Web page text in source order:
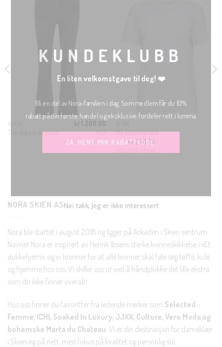
BUKSE
The dekota bootcut
1,200.00
MEW
My essential hvit
kr200.00
NORA SKIEN AS
Nora ble startet i august 2018 og ligger på Arkaden i Skien sentrum.
Navnet Nora er inspirert av Henrik Ibsens sterke kvinneskikkelse i «Et
dukkehjem», og vi brenner for at alle kvinner skal føle seg tøffe, kule
og hjemme hos oss. Vi skiller oss ut ved å håndplukke det lille ekstra
som du ikke finner overalt!
Hos oss finner du favoritter fra ledende merker som Selected
Femme, ICHI, Soaked In Luxury, JJXX, Culture, Vero Moda og
bohemske Marta du Chateau . Vi er din destinasjon for dameklær
i Skien og på nett, med fokus på kvalitet og personlig stil.
KUNDEKLUBB
En liten velkomstgave til deg! ❤️
Bli en del av Nora-familien i dag. Som medlem får du 10%
rabatt på din første handel og eksklusive fordeler rett i lomma.
JA, HENT MIN RABATTKODE!
Nei takk, Jeg er ikke interessert